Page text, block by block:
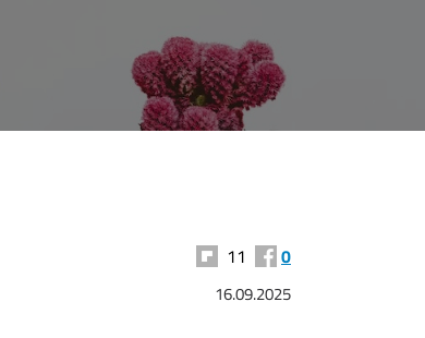
11 0
16.09.2025